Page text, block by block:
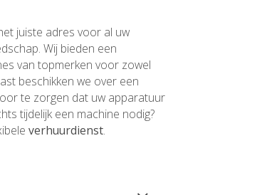
juiste adres voor al uw
Wij bieden een
van topmerken voor zowel
beschikken we over een
te zorgen dat uw apparatuur
tijdelijk een machine nodig?
verhuurdienst.